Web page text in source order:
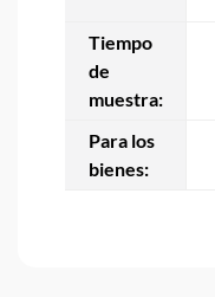
Tiempo
de
muestra:
Para los
bienes: